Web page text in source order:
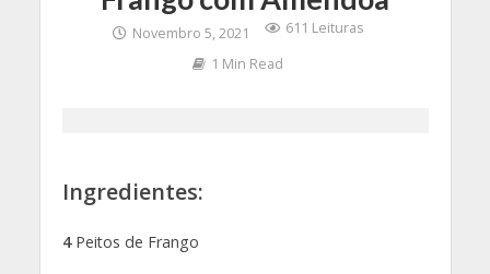
Novembro 5, 2021
611 Leituras
1 Min Read
Ingredientes:
4Peitos de Frango